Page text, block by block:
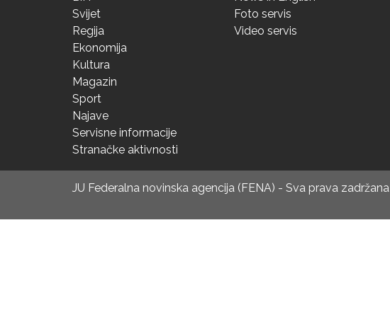
Svijet
Regija
Ekonomija
Kultura
Magazin
Sport
Najave
Servisne informacije
Stranačke aktivnosti
Foto servis
Video servis
JU Federalna novinska agencija (FENA) - Sva prava zadržana